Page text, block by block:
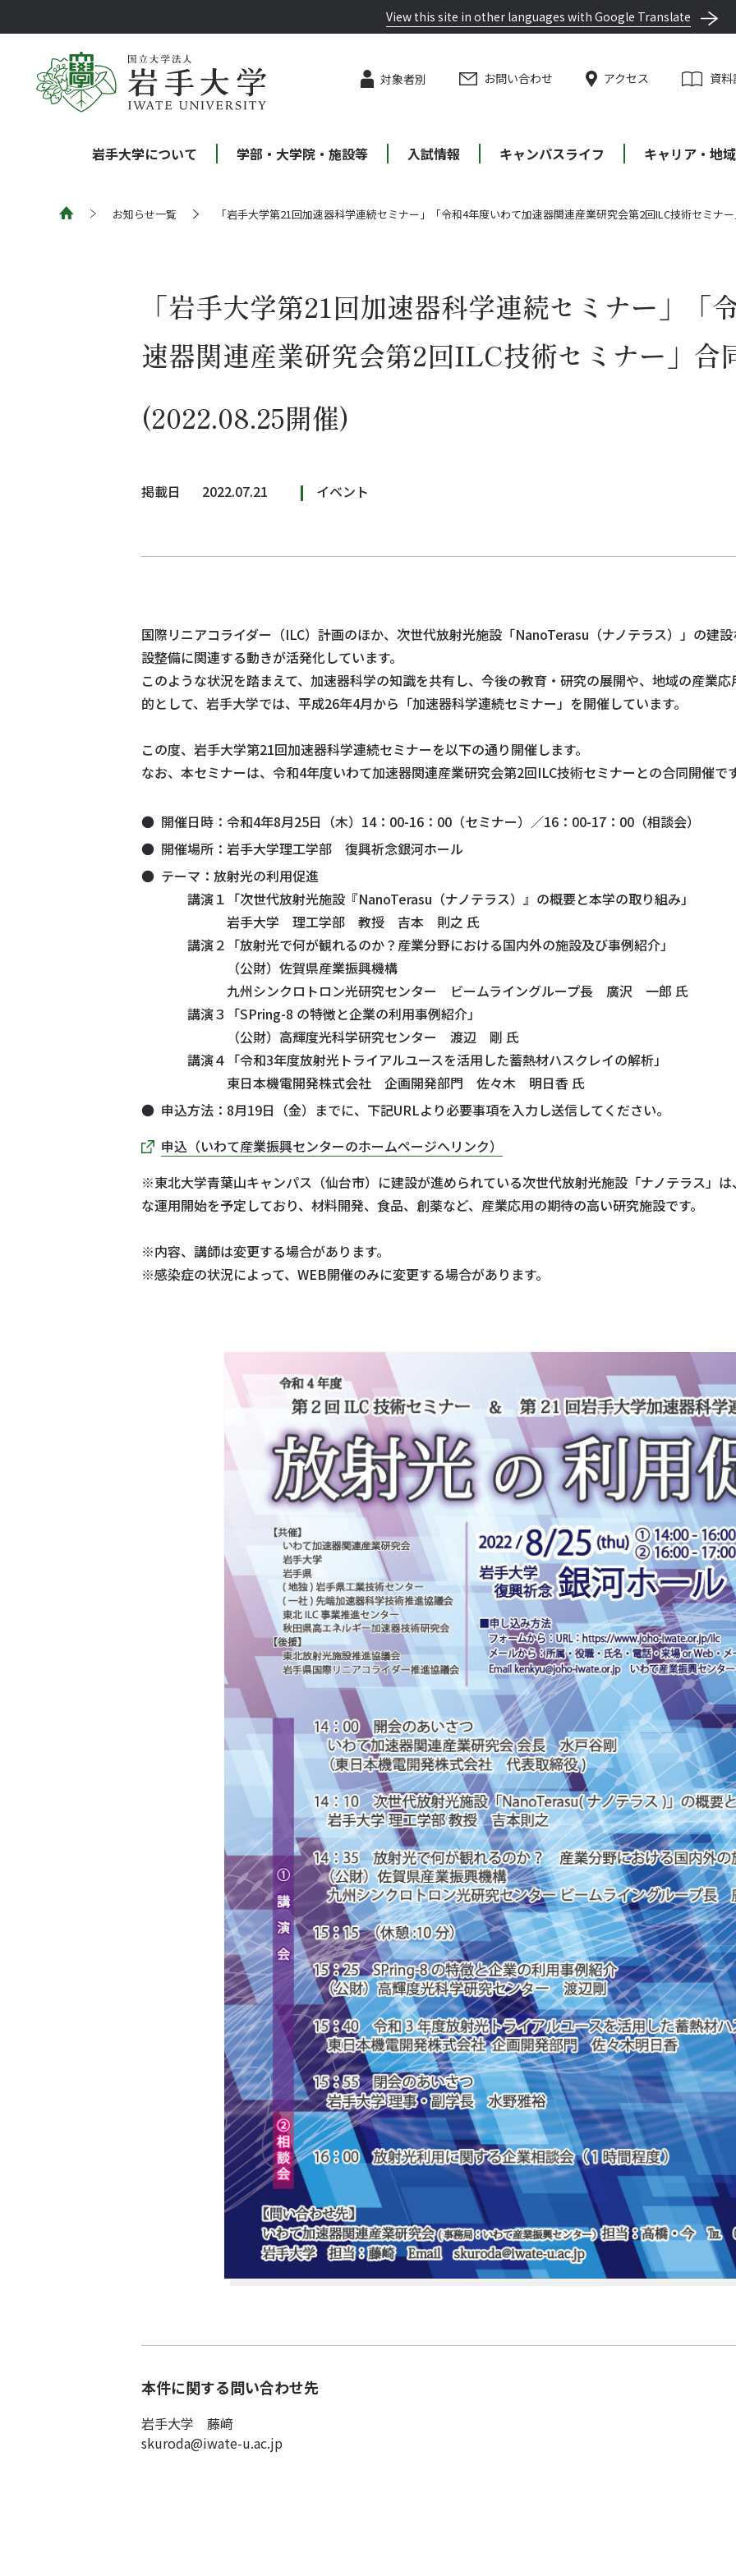
View this site in other languages with Google Translate
対象者別 お問い合わせ アクセス 資料
岩手大学について 学部・大学院・施設等 入試情報 キャンパスライフ キャリア・地
お知らせ一覧 「岩手大学第21回加速器科学連続セミナー」「令和4年度いわて加速器関連産業研究会第2回ILC技術セミナ
「岩手大学第21回加速器科学連続セミナー」「
速器関連産業研究会第2回ILC技術セミナー」合
(2022.08.25開催)
掲載日 2022.07.21 イベント
国際リニアコライダー（ILC）計画のほか、次世代放射光施設「NanoTerasu（ナノテラス）」の建
設整備に関連する動きが活発化しています。
このような状況を踏まえて、加速器科学の知識を共有し、今後の教育・研究の展開や、地域の産業
的として、岩手大学では、平成26年4月から「加速器科学連続セミナー」を開催しています。
この度、岩手大学第21回加速器科学連続セミナーを以下の通り開催します。
なお、本セミナーは、令和4年度いわて加速器関連産業研究会第2回ILC技術セミナーとの合同開催で
開催日時：令和4年8月25日（木）14：00-16：00（セミナー）／16：00-17：00（相談会）
開催場所：岩手大学理工学部 復興祈念銀河ホール
テーマ：放射光の利用促進
講演１「次世代放射光施設『NanoTerasu（ナノテラス）』の概要と本学の取り組み」
岩手大学 理工学部 教授 吉本 則之 氏
講演２「放射光で何が観れるのか？産業分野における国内外の施設及び事例紹介」
（公財）佐賀県産業振興機構
九州シンクロトロン光研究センター ビームライングループ長 廣沢 一郎 氏
講演３「SPring-8 の特徴と企業の利用事例紹介」
（公財）高輝度光科学研究センター 渡辺 剛 氏
講演４「令和3年度放射光トライアルユースを活用した蓄熱材ハスクレイの解析」
東日本機電開発株式会社 企画開発部門 佐々木 明日香 氏
申込方法：8月19日（金）までに、下記URLより必要事項を入力し送信してください。
申込（いわて産業振興センターのホームページへリンク）
※東北大学青葉山キャンパス（仙台市）に建設が進められている次世代放射光施設「ナノテラス」
な運用開始を予定しており、材料開発、食品、創薬など、産業応用の期待の高い研究施設です。
※内容、講師は変更する場合があります。
※感染症の状況によって、WEB開催のみに変更する場合があります。
本件に関する問い合わせ先
岩手大学 藤﨑
skuroda@iwate-u.ac.jp